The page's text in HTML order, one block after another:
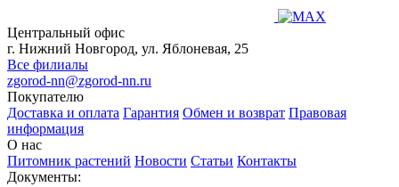
Центральный офис
г. Нижний Новгород, ул. Яблоневая, 25
Все филиалы
zgorod-nn@zgorod-nn.ru
Покупателю
Доставка и оплата Гарантия Обмен и возврат Правовая
информация
О нас
Питомник растений Новости Статьи Контакты
Документы: